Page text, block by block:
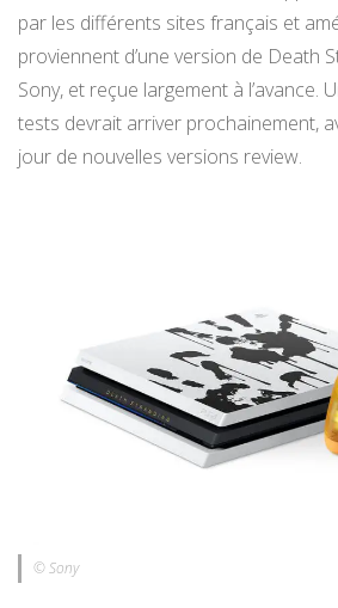
par les différents sites français et
proviennent d’une version de Death
Sony, et reçue largement à l’avance.
tests devrait arriver prochainement,
jour de nouvelles versions review.
© Sony